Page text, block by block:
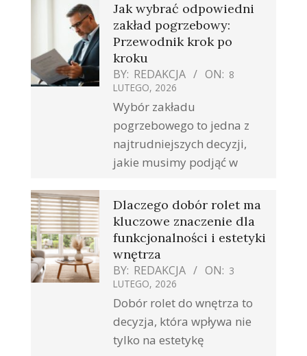
Jak wybrać odpowiedni
zakład pogrzebowy:
Przewodnik krok po
kroku
BY: REDAKCJA ON: 8
LUTEGO, 2026
Wybór zakładu
pogrzebowego to jedna z
najtrudniejszych decyzji,
jakie musimy podjąć w
Dlaczego dobór rolet ma
kluczowe znaczenie dla
funkcjonalności i estetyki
wnętrza
BY: REDAKCJA ON: 3
LUTEGO, 2026
Dobór rolet do wnętrza to
decyzja, która wpływa nie
tylko na estetykę